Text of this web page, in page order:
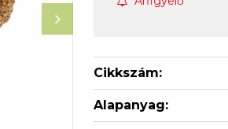
Cikkszám:
Alapanyag: